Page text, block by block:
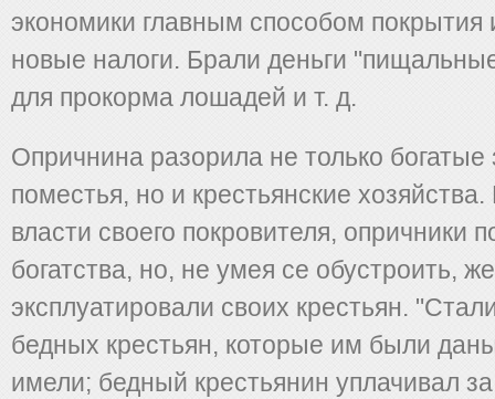
экономики главным способом покрытия
новые налоги. Брали деньги
для прокорма лошадей и т. д.
Опричнина разорила не только богатые
поместья, но и крестьянские
власти своего покровителя, опричники
богатства, но, не умея се обустроить,
эксплуатировали своих крестьян.
бедных крестьян, которые им были
имели; бедный крестьянин уплачивал за